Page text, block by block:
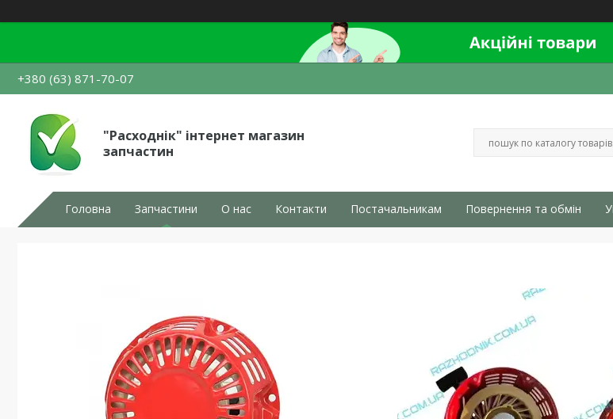
+380 (63) 871-70-07
"Расходнік" інтернет магазин
запчастин
Головна Запчастини О нас Контакти Постачальникам Повернення та обмін